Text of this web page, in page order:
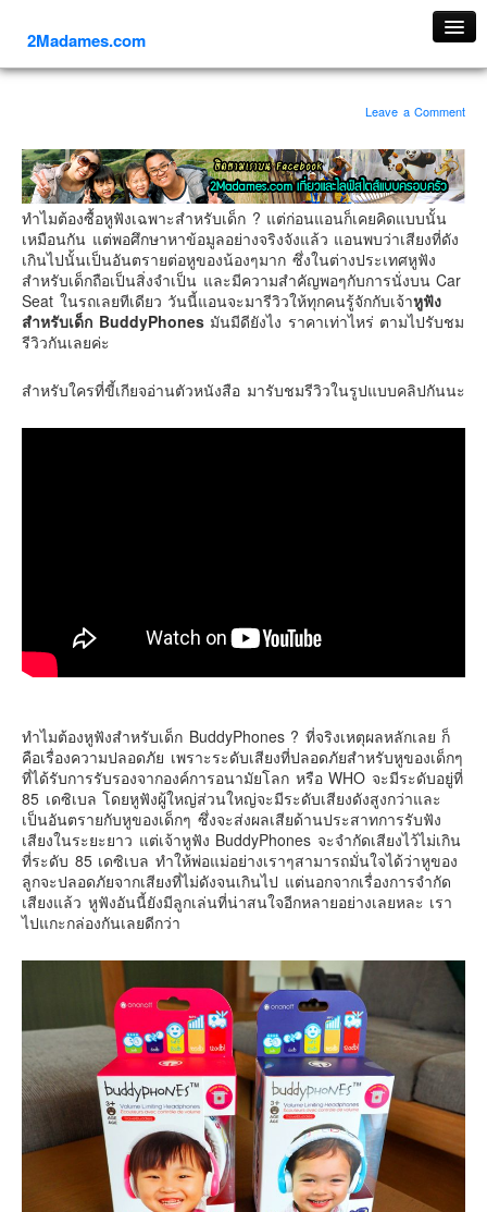
2Madames.com
ภาคใต้
ภาคตะวันออก
ภาคกลาง
ภาคตะวันตก
ภาคอีสาน
ทริปต่างประเทศ
รัสเซีย
อิตาลี
ฮังการี
เนเธอร์แลนด์
สวิสเซอร์แลนด์
โปรตุเกส
สเปน
โครเอเชีย
สโลเวเนีย
มอนเตรเนโกร
บอสเนียและเฮอร์เซโกวีน่า
คันโต-โตเกียวและรอบๆ
คันไซ-โอซาก้า เกียวโต
คิวชู – ฟุกุโอกะ ซางะ เปปปุ ยุฟุอิน นางาซากิ
ฟูจิ
ฮอกไกโด
Leave a Comment
ทำไมต้องซื้อหูฟังเฉพาะสำหรับเด็ก ? แต่ก่อนแอนก็เคยคิดแบบนั้น
เหมือนกัน แต่พอศึกษาหาข้อมูลอย่างจริงจังแล้ว แอนพบว่าเสียงที่ดัง
เกินไปนั้นเป็นอันตรายต่อหูของน้องๆมาก ซึ่งในต่างประเทศหูฟัง
สำหรับเด็กถือเป็นสิ่งจำเป็น และมีความสำคัญพอๆกับการนั่งบน Car
Seat ในรถเลยทีเดียว วันนี้แอนจะมารีวิวให้ทุกคนรู้จักกับเจ้าหูฟัง
สำหรับเด็ก BuddyPhonesมันมีดียังไง ราคาเท่าไหร่ ตามไปรับชม
รีวิวกันเลยค่ะ
สำหรับใครที่ขี้เกียจอ่านตัวหนังสือ มารับชมรีวิวในรูปแบบคลิปกันนะ
ทำไมต้องหูฟังสำหรับเด็ก BuddyPhones ? ที่จริงเหตุผลหลักเลย ก็
คือเรื่องความปลอดภัย เพราะระดับเสียงที่ปลอดภัยสำหรับหูของเด็กๆ
ที่ได้รับการรับรองจากองค์การอนามัยโลก หรือ WHO จะมีระดับอยู่ที่
85 เดซิเบล โดยหูฟังผู้ใหญ่ส่วนใหญ่จะมีระดับเสียงดังสูงกว่าและ
เป็นอันตรายกับหูของเด็กๆ ซึ่งจะส่งผลเสียด้านประสาทการรับฟัง
เสียงในระยะยาว แต่เจ้าหูฟัง BuddyPhones จะจำกัดเสียงไว้ไม่เกิน
ที่ระดับ 85 เดซิเบล ทำให้พ่อแม่อย่างเราๆสามารถมั่นใจได้ว่าหูของ
ลูกจะปลอดภัยจากเสียงที่ไม่ดังจนเกินไป แต่นอกจากเรื่องการจำกัด
เสียงแล้ว หูฟังอันนี้ยังมีลูกเล่นที่น่าสนใจอีกหลายอย่างเลยหละ เรา
ไปแกะกล่องกันเลยดีกว่า